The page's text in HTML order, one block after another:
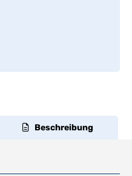
Beschreibung